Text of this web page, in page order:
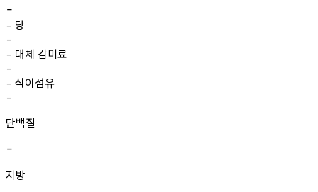
-
- 당
-
- 대체 감미료
-
- 식이섬유
-
단백질
-
지방